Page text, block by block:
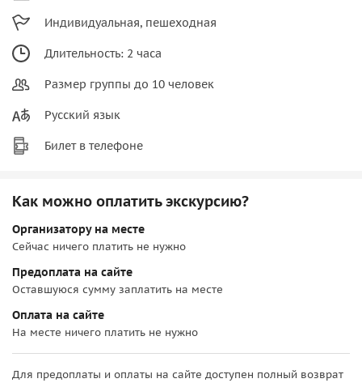
Индивидуальная, пешеходная
Длительность: 2 часа
Размер группы до 10 человек
Русский язык
Билет в телефоне
Как можно оплатить экскурсию?
Организатору на месте
Сейчас ничего платить не нужно
Предоплата на сайте
Оставшуюся сумму заплатить на месте
Оплата на сайте
На месте ничего платить не нужно
Для предоплаты и оплаты на сайте доступен полный возврат